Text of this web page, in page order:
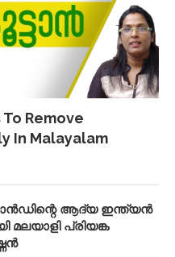
Remove
In Malayalam
ആദ്യ ഇന്ത്യൻ
മലയാളി പ്രിയങ്ക